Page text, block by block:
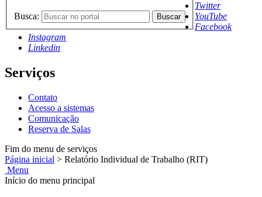
Busca: Buscar
Twitter
YouTube
Facebook
Instagram
Linkedin
Serviços
Contato
Acesso a sistemas
Comunicação
Reserva de Salas
Fim do menu de serviços
Página inicial > Relatório Individual de Trabalho (RIT)
Menu
Início do menu principal